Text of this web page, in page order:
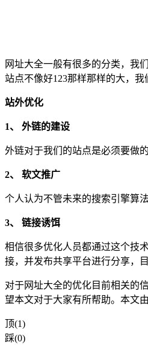
网址大全一般有很多的分类，我
站点不像好123那样那样的大，我
站外优化
1、 外链的建设
外链对于我们的站点是必须要做
2、 软文推广
个人认为不管未来的搜索引擎算
3、 链接诱饵
相信很多优化人员都通过这个技
接，并发布共享平台进行分享，
对于网址大全的优化目前相关的
望本文对于大家有所帮助。本文
顶(1)
踩(0)